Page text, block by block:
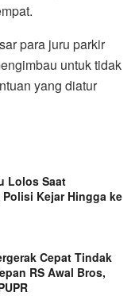
para juru parkir
untuk tidak
yang diatur
Lolos Saat
Kejar Hingga ke
Cepat Tindak
RS Awal Bros,